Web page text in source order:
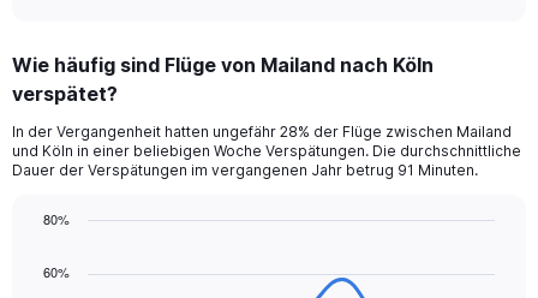
Range:
6
The
chart
Y
displaying
Wie häufig sind Flüge von Mailand nach Köln
verspätet?
In der Vergangenheit hatten ungefähr 28% der Flüge zwischen Mailand
und Köln in einer beliebigen Woche Verspätungen. Die durchschnittliche
Dauer der Verspätungen im vergangenen Jahr betrug 91 Minuten.
chart
with
60%
80%